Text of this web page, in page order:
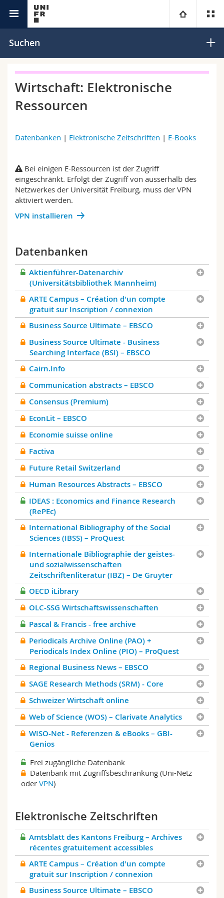
Universität
Campus
Weiterbildung
Fakultäten
Philosophische Fak.
Fak. für Erziehungs- und Bildungswissenschaften
Interfakultär
Informationen für
Medien
Forschende
Doktorierende
Ortsplan
Bibliotheken
MyUnifr
Suchen
Wirtschaft: Elektronische
Ressourcen
Datenbanken | Elektronische Zeitschriften | E-Books
Bei einigen E-Ressourcen ist der Zugriff
eingeschränkt. Erfolgt der Zugriff von ausserhalb des
Netzwerkes der Universität Freiburg, muss der VPN
aktiviert werden.
VPN installieren
Datenbanken
Aktienführer-Datenarchiv
(Universitätsbibliothek Mannheim)
ARTE Campus – Création d'un compte
gratuit sur Inscription / connexion
Business Source Ultimate – EBSCO
Business Source Ultimate - Business
Searching Interface (BSI) – EBSCO
Cairn.Info
Communication abstracts – EBSCO
Consensus (Premium)
EconLit – EBSCO
Economie suisse online
Factiva
Future Retail Switzerland
Human Resources Abstracts – EBSCO
IDEAS : Economics and Finance Research
(RePEc)
International Bibliography of the Social
Sciences (IBSS) – ProQuest
Internationale Bibliographie der geistes-
und sozialwissenschaften
Zeitschriftenliteratur (IBZ) – De Gruyter
OECD iLibrary
OLC-SSG Wirtschaftswissenschaften
Pascal & Francis - free archive
Periodicals Archive Online (PAO) +
Periodicals Index Online (PIO) – ProQuest
Regional Business News – EBSCO
SAGE Research Methods (SRM) - Core
Schweizer Wirtschaft online
Web of Science (WOS) – Clarivate Analytics
WISO-Net - Referenzen & eBooks – GBI-
Genios
Frei zugängliche Datenbank
Datenbank mit Zugriffsbeschränkung (Uni-Netz
oder VPN)
Elektronische Zeitschriften
Amtsblatt des Kantons Freiburg – Archives
récentes gratuitement accessibles
ARTE Campus – Création d'un compte
gratuit sur Inscription / connexion
Business Source Ultimate – EBSCO